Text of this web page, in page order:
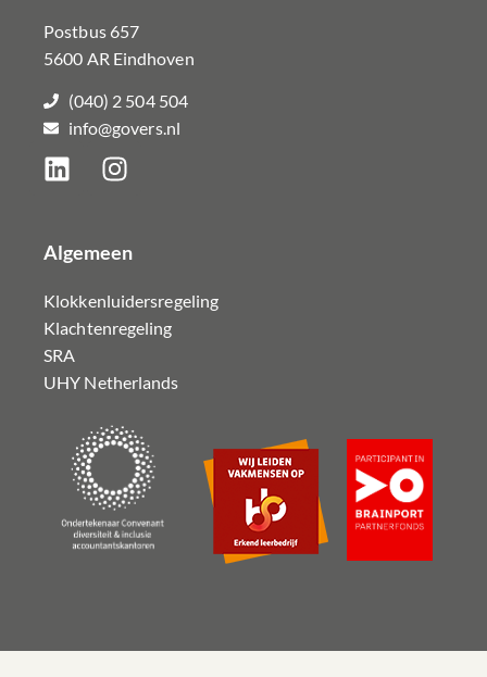
Postbus 657
5600 AR Eindhoven
(040) 2 504 504
info@govers.nl
Algemeen
Klokkenluidersregeling
Klachtenregeling
SRA
UHY Netherlands